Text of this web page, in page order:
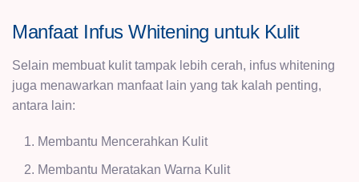
Manfaat Infus Whitening untuk Kulit
Selain membuat kulit tampak lebih cerah, infus whitening
juga menawarkan manfaat lain yang tak kalah penting,
antara lain:
Membantu Mencerahkan Kulit
Membantu Meratakan Warna Kulit